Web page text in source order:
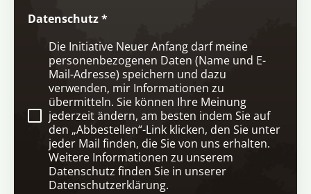
Datenschutz*
Die Initiative Neuer Anfang darf meine
personenbezogenen Daten (Name und E-
Mail-Adresse) speichern und dazu
verwenden, mir Informationen zu
übermitteln. Sie können Ihre Meinung
jederzeit ändern, am besten indem Sie auf
den „Abbestellen“-Link klicken, den Sie unter
jeder Mail finden, die Sie von uns erhalten.
Weitere Informationen zu unserem
Datenschutz finden Sie in unserer
Datenschutzerklärung.